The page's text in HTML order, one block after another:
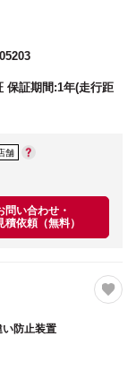
保証期間:1年(走行距
舗
問い合わせ・
積依頼（無料）
防止装置